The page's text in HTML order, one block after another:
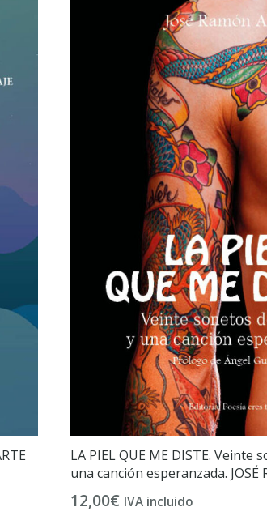
LA PIEL QUE ME DISTE. Veinte
una canción esperanzada. JOSÉ
12,00€ IVA incluido